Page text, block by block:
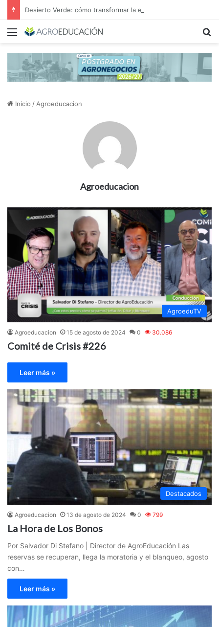
Menú
Inicio / Agroeducacion
Agroeducacion
AgroeduTV
Agroeducacion 15 de agosto de 2024 0 30.086
Comité de Crisis #226
Leer más »
Destacados
Agroeducacion 13 de agosto de 2024 0 799
La Hora de Los Bonos
Por Salvador Di Stefano | Director de AgroEducación Las
reservas se recuperan, llega la moratoria y el blanqueo, agosto
con…
Leer más »